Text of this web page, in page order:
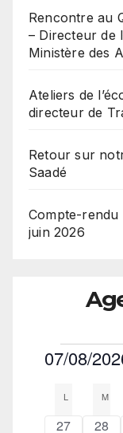
Rencontre au
– Directeur de
Ministère des
Ateliers de
directeur de
Retour sur
Saadé
Compte-rendu
juin 2026